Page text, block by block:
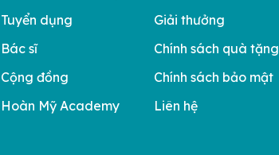
Tuyển dụng
Bác sĩ
Cộng đồng
Hoàn Mỹ Academy
Giải thưởng
Chính sách quà tặng
Chính sách bảo mật
Liên hệ